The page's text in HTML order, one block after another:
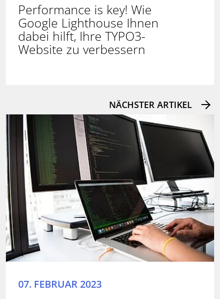
Performance is key! Wie
Google Lighthouse Ihnen
dabei hilft, Ihre TYPO3-
Website zu verbessern
NÄCHSTER ARTIKEL
07. FEBRUAR 2023